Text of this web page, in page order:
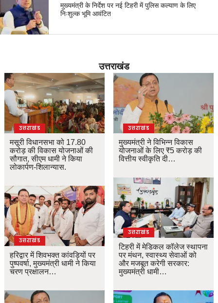
मुख्यमंत्री के निर्देश पर नई टिहरी में पुलिस कल्याण के लिए
निःशुल्क भूमि आवंटित
उत्तराखंड
उत्तराखंड
मसूरी विधानसभा को 17.80
करोड़ की विकास योजनाओं की
सौगात, सीएम धामी ने किया
लोकार्पण-शिलान्यास.
उत्तराखंड
हरिद्वार में शिवभक्त कांवड़ियों पर
पुष्पवर्षा, मुख्यमंत्री धामी ने किया
चरण प्रक्षालन…
उत्तराखंड
मुख्यमंत्री ने विभिन्न विकास
योजनाओं के लिए ₹5 करोड़ की
वित्तीय स्वीकृति दी…
उत्तराखंड
टिहरी में मेडिकल कॉलेज स्थापना
पर मंथन, स्वास्थ्य सेवाओं को
और मजबूत करेगी सरकार:
मुख्यमंत्री धामी…